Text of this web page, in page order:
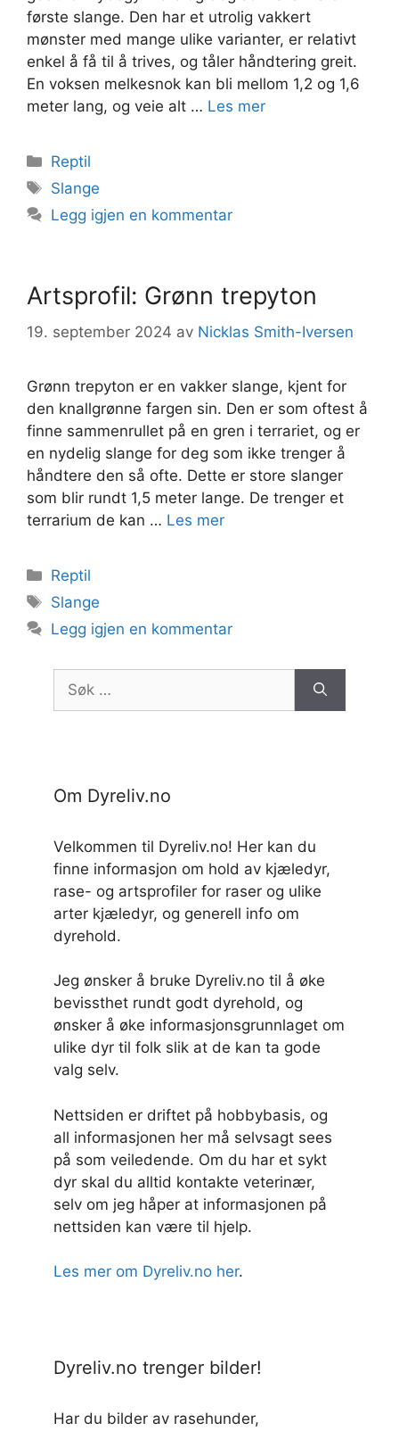
første slange. Den har et utrolig vakkert
mønster med mange ulike varianter, er relativt
enkel å få til å trives, og tåler håndtering greit.
En voksen melkesnok kan bli mellom 1,2 og 1,6
meter lang, og veie alt … Les mer
Kategorier
Reptil
Stikkord
Slange
Legg igjen en kommentar
Artsprofil: Grønn trepyton
19. september 2024 av Nicklas Smith-Iversen
Grønn trepyton er en vakker slange, kjent for
den knallgrønne fargen sin. Den er som oftest å
finne sammenrullet på en gren i terrariet, og er
en nydelig slange for deg som ikke trenger å
håndtere den så ofte. Dette er store slanger
som blir rundt 1,5 meter lange. De trenger et
terrarium de kan … Les mer
Kategorier
Reptil
Stikkord
Slange
Legg igjen en kommentar
etter:
Om Dyreliv.no
Velkommen til Dyreliv.no! Her kan du
finne informasjon om hold av kjæledyr,
rase- og artsprofiler for raser og ulike
arter kjæledyr, og generell info om
dyrehold.
Jeg ønsker å bruke Dyreliv.no til å øke
bevissthet rundt godt dyrehold, og
ønsker å øke informasjonsgrunnlaget om
ulike dyr til folk slik at de kan ta gode
valg selv.
Nettsiden er driftet på hobbybasis, og
all informasjonen her må selvsagt sees
på som veiledende. Om du har et sykt
dyr skal du alltid kontakte veterinær,
selv om jeg håper at informasjonen på
nettsiden kan være til hjelp.
Les mer om Dyreliv.no her.
Dyreliv.no trenger bilder!
Har du bilder av rasehunder,